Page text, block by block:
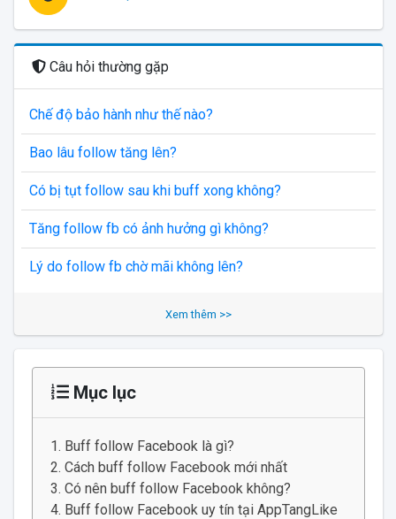
Câu hỏi thường gặp
Chế độ bảo hành như thế nào?
Bao lâu follow tăng lên?
Có bị tụt follow sau khi buff xong không?
Tăng follow fb có ảnh hưởng gì không?
Lý do follow fb chờ mãi không lên?
Xem thêm >>
Mục lục
Buff follow Facebook là gì?
Cách buff follow Facebook mới nhất
Có nên buff follow Facebook không?
Buff follow Facebook uy tín tại AppTangLike